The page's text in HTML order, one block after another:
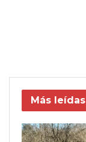
Más leídas